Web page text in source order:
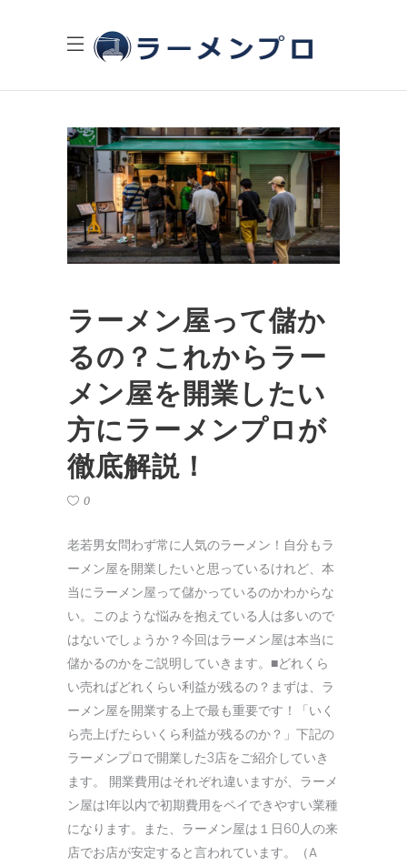
ラーメン屋って儲か
るの？これからラー
メン屋を開業したい
方にラーメンプロが
徹底解説！
0
老若男女問わず常に人気のラーメン！自分もラ
ーメン屋を開業したいと思っているけれど、本
当にラーメン屋って儲かっているのかわからな
い。このような悩みを抱えている人は多いので
はないでしょうか？今回はラーメン屋は本当に
儲かるのかをご説明していきます。■どれくら
い売ればどれくらい利益が残るの？まずは、ラ
ーメン屋を開業する上で最も重要です！「いく
ら売上げたらいくら利益が残るのか？」下記の
ラーメンプロで開業した3店をご紹介していき
ます。 開業費用はそれぞれ違いますが、ラーメ
ン屋は1年以内で初期費用をペイできやすい業種
になります。また、ラーメン屋は１日60人の来
店でお店が安定すると言われています。（A